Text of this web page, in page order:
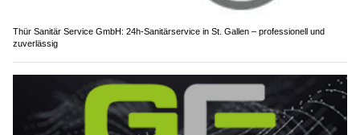
Thür Sanitär Service GmbH: 24h-Sanitärservice in St. Gallen – professionell und
zuverlässig